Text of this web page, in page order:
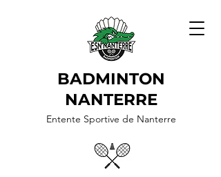
BADMINTON
NANTERRE
Entente Sportive de Nanterre